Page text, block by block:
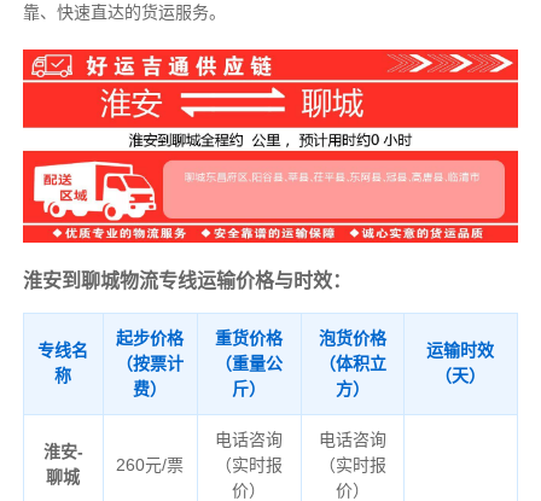
靠、快速直达的货运服务。
淮安到聊城物流专线运输价格与时效：
专线名
称
起步价格
（按票计
费）
重货价格
（重量公
斤）
泡货价格
（体积立
方）
运输时效
（天）
淮安-
聊城
260元/票
电话咨询
（实时报
价）
电话咨询
（实时报
价）